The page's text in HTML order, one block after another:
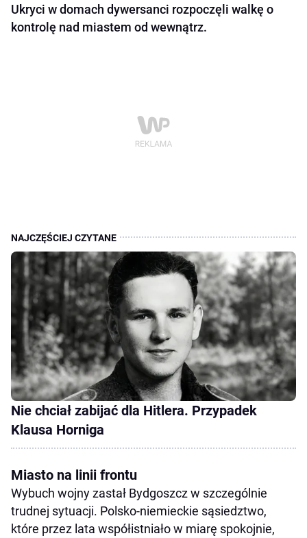
Ukryci w domach dywersanci rozpoczęli walkę o
kontrolę nad miastem od wewnątrz.
Nie chciał zabijać dla Hitlera. Przypadek
Klausa Horniga
Miasto na linii frontu
Wybuch wojny zastał Bydgoszcz w szczególnie
trudnej sytuacji. Polsko-niemieckie sąsiedztwo,
które przez lata współistniało w miarę spokojnie,